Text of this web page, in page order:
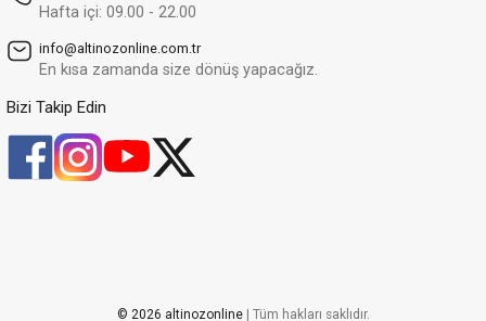
Yeni
Şık Ve Modern Tasarım Yanakları Zirkon Taşlı Sarı Altın Bilezik
275.481,92 TL
%30
Altınöz Mücevherat
Klasik Dorika Toplu Çerçeve İçi Örgü Tarzı Sarı Altın Bileklik
84.773,74 TL
Hafta içi: 09.00 - 22.00
info@altinozonline.com.tr
En kısa zamanda size dönüş yapacağız.
Bizi Takip Edin
© 2026 altinozonline | Tüm hakları saklıdır.